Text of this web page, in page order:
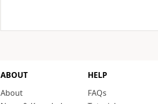
ABOUT
About
HELP
FAQs